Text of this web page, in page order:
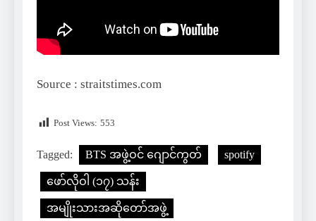
Source : straitstimes.com
Post Views: 553
Tagged: BTS အဖွဲ့ဝင် ဂျောင်ကွတ် spotify
ဖော်လိုဝါ (၁၇) သန်း
အမျိုးသားအဆိုတော်အဖွဲ့